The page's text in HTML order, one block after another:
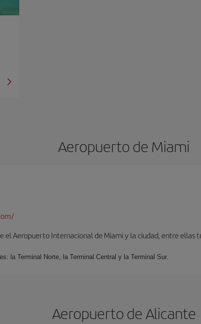
Aeropuerto de Miami
el Aeropuerto Internacional de Miami y la ciudad, entre ellas
la Terminal Norte, la Terminal Central y la Terminal Sur.
Aeropuerto de Alicante